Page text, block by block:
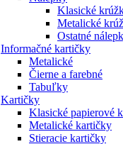
Klasické
Metalické
Ostatné
Informačné kartičky
Metalické
Čierne a farebné
Tabuľky
Kartičky
Klasické papierové
Metalické kartičky
Stieracie kartičky